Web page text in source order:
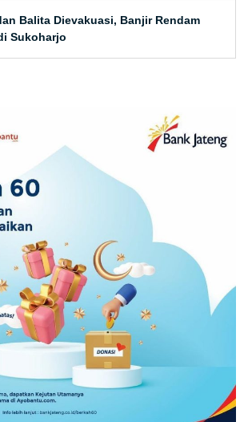
Balita Dievakuasi, Banjir Rendam
Sukoharjo